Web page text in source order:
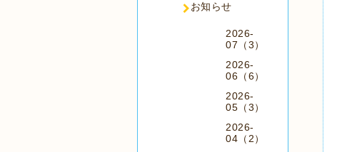
お知らせ
2026-
07（3）
2026-
06（6）
2026-
05（3）
2026-
04（2）